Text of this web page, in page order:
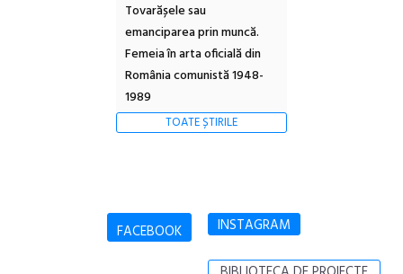
Tovarășele sau
emanciparea prin muncă.
Femeia în arta oficială din
România comunistă 1948-
1989
TOATE ȘTIRILE
FACEBOOK INSTAGRAM